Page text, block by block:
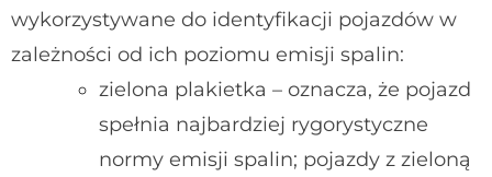
wykorzystywane do identyfikacji pojazdów w
zależności od ich poziomu emisji spalin:
zielona plakietka – oznacza, że pojazd
spełnia najbardziej rygorystyczne
normy emisji spalin; pojazdy z zieloną